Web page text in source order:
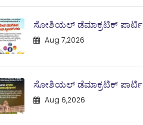
ಸೋಶಿಯಲ್ ಡೆಮಾಕ್ರಟಿಕ್
Aug 7,2026
ಸೋಶಿಯಲ್ ಡೆಮಾಕ್ರಟಿಕ್
Aug 6,2026